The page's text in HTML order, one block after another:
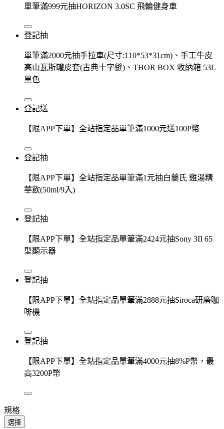
單筆滿999元抽HORIZON 3.0SC 飛輪健身車
登記抽
單筆滿2000元抽手拉車(尺寸:110*53*31cm)、手工牛皮
高山瓦斯罐皮套(古典十字縫)、THOR BOX 收納箱 53L
黑色
登記送
【限APP下單】全站指定品單筆滿1000元送100P幣
登記抽
【限APP下單】全站指定品單筆滿1元抽白蘭氏 雞湯精
華飲(50ml/9入)
登記抽
【限APP下單】全站指定品單筆滿2424元抽Sony 3II 65
型顯示器
登記抽
【限APP下單】全站指定品單筆滿2888元抽Siroca研磨咖
啡機
登記抽
【限APP下單】全站指定品單筆滿4000元抽8%P幣，最
高3200P幣
規格
選擇